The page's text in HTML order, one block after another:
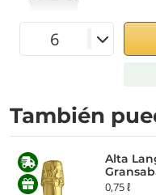
También
Alta
0,75 ℓ